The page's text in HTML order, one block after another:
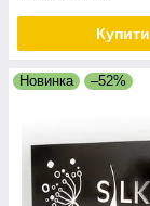
Купити
Новинка –52%